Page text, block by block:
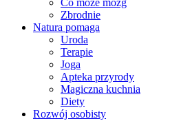
Co może mózg
Zbrodnie
Natura pomaga
Uroda
Terapie
Joga
Apteka przyrody
Magiczna kuchnia
Diety
Rozwój osobisty